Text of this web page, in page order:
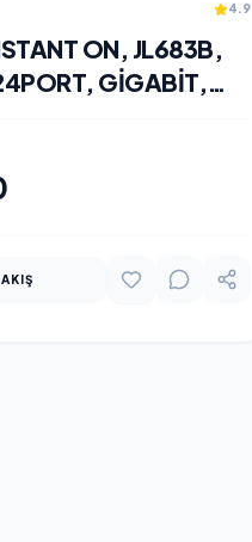
4.9
ON, JL683B,
GIGABIT,
RACK MOUNT